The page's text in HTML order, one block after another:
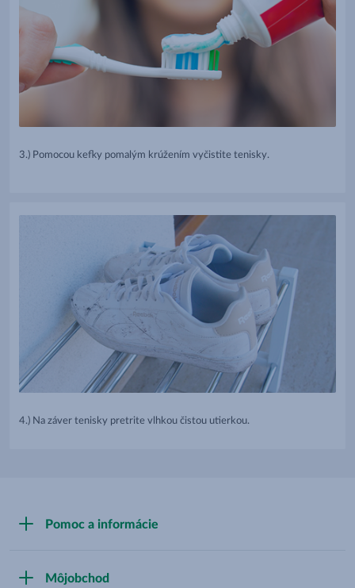
3.) Pomocou kefky pomalým krúžením vyčistite tenisky.
4.) Na záver tenisky pretrite vlhkou čistou utierkou.
Pomoc a informácie
Môjobchod